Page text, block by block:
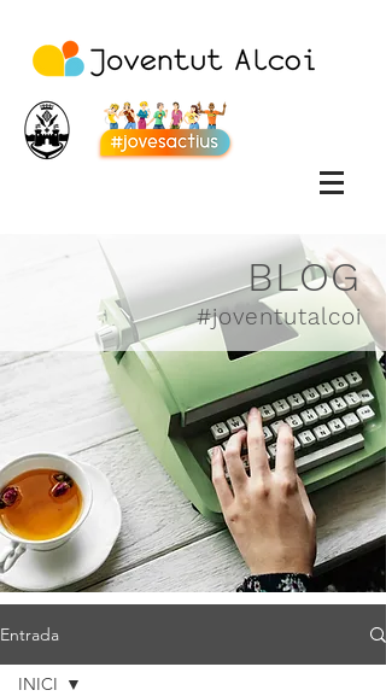
BLOG
#joventutalcoi
Entrada
INICI